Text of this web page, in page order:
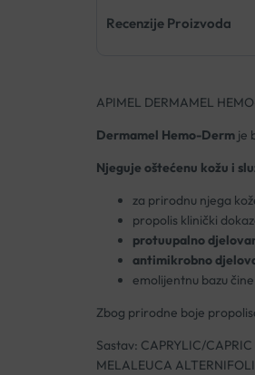
Recenzije Proizvoda
APIMEL DERMAMEL
Dermamel Hemo-Dermje
Njeguje oštećenu kožu i
za prirodnu njega
propolis klinički
protuupalno
antimikrobno
emolijentnu bazu
Zbog prirodne boje
Sastav: CAPRYLIC/
MELALEUCA